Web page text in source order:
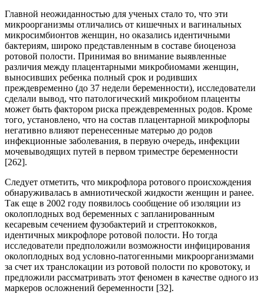
Главной неожиданностью для ученых стало то, что эти
микроорганизмы отличались от кишечных и вагинальных
микросимбионтов женщин, но оказались идентичными
бактериям, широко представленным в составе биоценоза
ротовой полости. Принимая во внимание выявленные
различия между плацентарными микробиомами женщин,
выносивших ребенка полный срок и родивших
преждевременно (до 37 недели беременности), исследователи
сделали вывод, что патологический микробиом плаценты
может быть фактором риска преждевременных родов. Кроме
того, установлено, что на состав плацентарной микрофлоры
негативно влияют перенесенные матерью до родов
инфекционные заболевания, в первую очередь, инфекции
мочевыводящих путей в первом триместре беременности
[262].
Следует отметить, что микрофлора ротового происхождения
обнаруживалась в амниотической жидкости женщин и ранее.
Так еще в 2002 году появилось сообщение об изоляции из
околоплодных вод беременных с запланированным
кесаревым сечением фузобактерий и стрептококков,
идентичных микрофлоре ротовой полости. Но тогда
исследователи предположили возможности инфицирования
околоплодных вод условно-патогенными микроорганизмами
за счет их транслокации из ротовой полости по кровотоку, и
предложили рассматривать этот феномен в качестве одного из
маркеров осложнений беременности [32].